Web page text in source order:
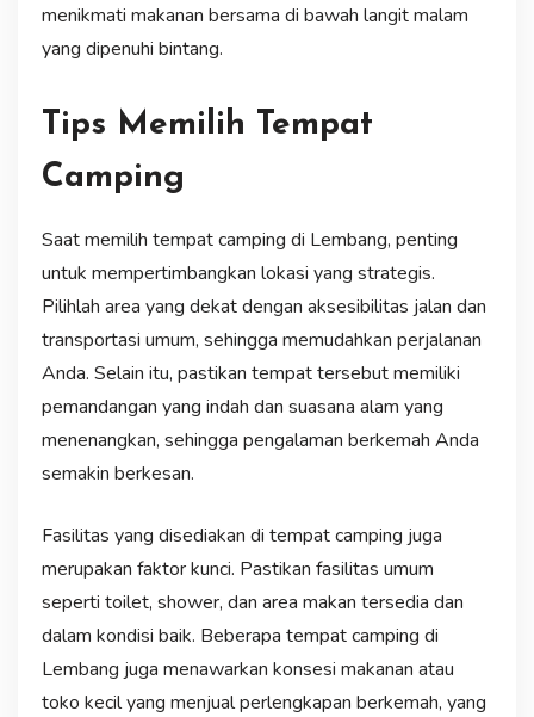
menikmati makanan bersama di bawah langit malam
yang dipenuhi bintang.
Tips Memilih Tempat
Camping
Saat memilih tempat camping di Lembang, penting
untuk mempertimbangkan lokasi yang strategis.
Pilihlah area yang dekat dengan aksesibilitas jalan dan
transportasi umum, sehingga memudahkan perjalanan
Anda. Selain itu, pastikan tempat tersebut memiliki
pemandangan yang indah dan suasana alam yang
menenangkan, sehingga pengalaman berkemah Anda
semakin berkesan.
Fasilitas yang disediakan di tempat camping juga
merupakan faktor kunci. Pastikan fasilitas umum
seperti toilet, shower, dan area makan tersedia dan
dalam kondisi baik. Beberapa tempat camping di
Lembang juga menawarkan konsesi makanan atau
toko kecil yang menjual perlengkapan berkemah, yang